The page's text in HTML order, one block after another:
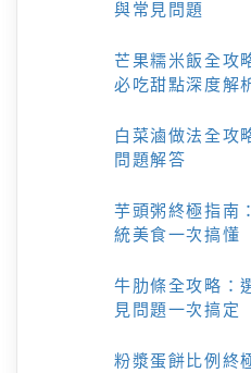
與常見問題
芒果糯米飯全攻
必吃甜點深度解
白菜滷做法全攻
問題解答
芋頭粥終極指南
統美食一次搞懂
牛肋條全攻略：
見問題一次搞定
粉漿蛋餅比例終